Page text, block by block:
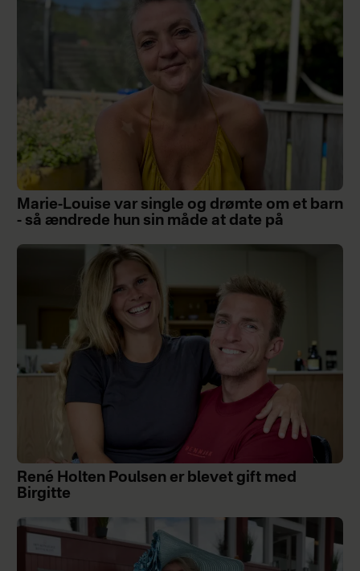
Marie-Louise var single og drømte om et barn
- så ændrede hun sin måde at date på
René Holten Poulsen er blevet gift med
Birgitte